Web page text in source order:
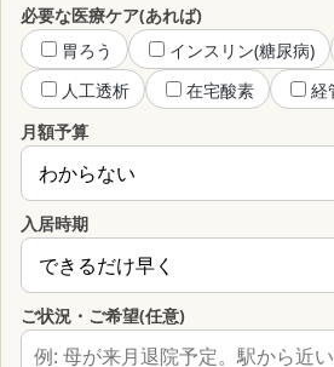
必要な医療ケア(あれば)
胃ろう
インスリン(糖尿病)
人工透析
在宅酸素
経
月額予算
入居時期
ご状況・ご希望(任意)